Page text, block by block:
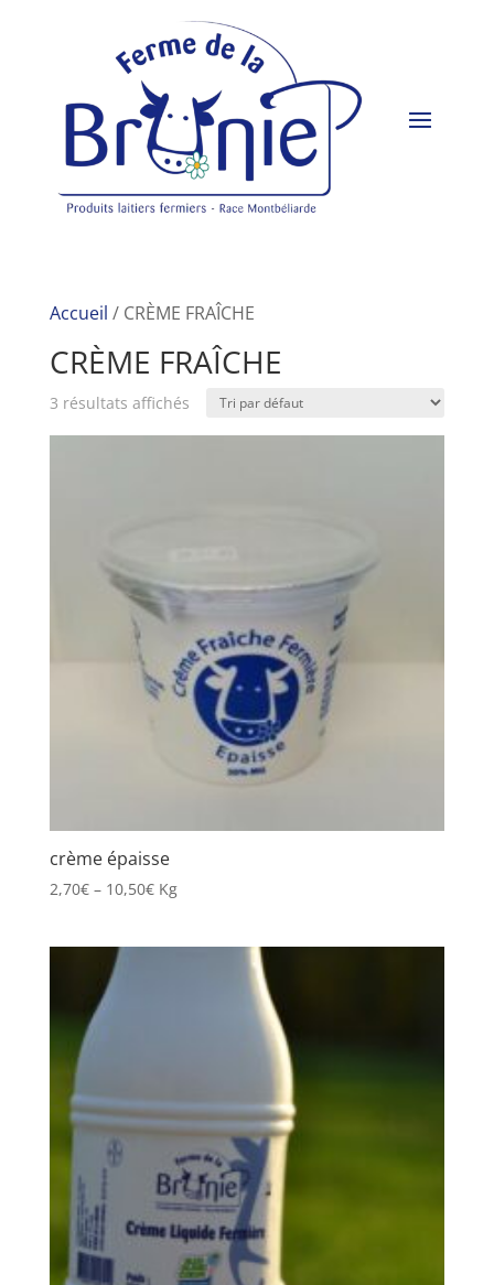
Accueil / CRÈME FRAÎCHE
CRÈME FRAÎCHE
3 résultats affichés
crème épaisse
2,70€– 10,50€ Kg